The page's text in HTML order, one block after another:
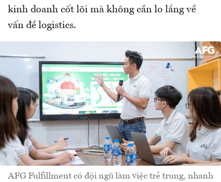
kinh doanh cốt lõi mà không cần lo lắng về
vấn đề logistics.
AFG Fulfillment có đội ngũ làm việc trẻ trung, nhanh